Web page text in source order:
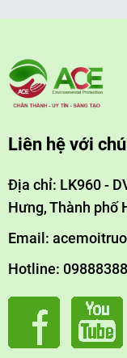
Liên hệ với
Địa chỉ: LK960 -
Hưng, Thành phố
Email:
Hotline: